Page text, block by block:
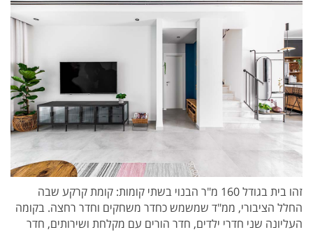
זהו בית בגודל 160 מ"ר הבנוי בשתי קומות: קומת קרקע שבה
החלל הציבורי, ממ"ד שמשמש כחדר משחקים וחדר רחצה. בקומה
העליונה שני חדרי ילדים, חדר הורים עם מקלחת ושירותים, חדר